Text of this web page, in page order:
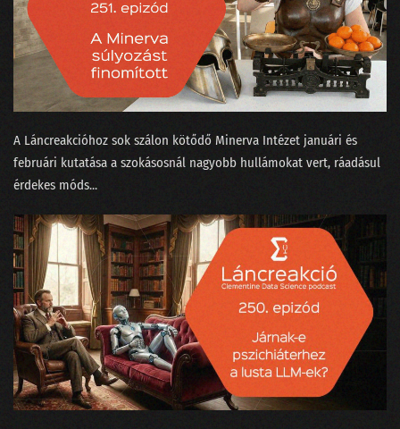
079 - Az MI háborúba ment
078 - Üzenet a liftből
077 - Természettudományt a magaskultúrába?
076 - Állást keresel? Vigyázz mit hirdetsz a Jófogáson!
074 - Lesz-e vihar a meteorológiában?
073 - Meddig lesz még a focilabda gömbölyű?
072 - Gloria in Excel
071 - Ada Lovelace, az első programozó nő
070 - Történetmesélés adatvizualizációval
069 - Mekkora az adatértés minimuma?
068 - Gépi tanulás a kiállítóteremben
A Láncreakcióhoz sok szálon kötődő Minerva Intézet⁠⁠ januári⁠⁠ és
februári⁠⁠ kutatása a szokásosnál nagyobb hullámokat vert, ráadásul
érdekes ⁠móds...